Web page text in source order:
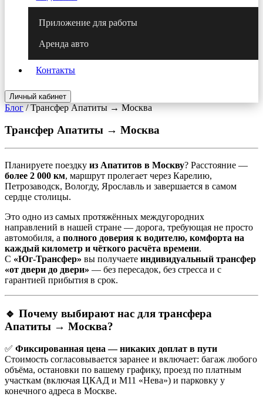
Приложение для работы
Аренда авто
Контакты
Личный кабинет
Блог/Трансфер Апатиты → Москва
Трансфер Апатиты → Москва
Планируете поездку из Апатитов в Москву? Расстояние —
более 2 000 км, маршрут пролегает через Карелию,
Петрозаводск, Вологду, Ярославль и завершается в самом
сердце столицы.
Это одно из самых протяжённых междугородних
направлений в нашей стране — дорога, требующая не просто
автомобиля, а полного доверия к водителю, комфорта на
каждый километр и чёткого расчёта времени.
С «Юг-Трансфер» вы получаете индивидуальный трансфер
«от двери до двери» — без пересадок, без стресса и с
гарантией прибытия в срок.
🔹 Почему выбирают нас для трансфера
Апатиты → Москва?
✅ Фиксированная цена — никаких доплат в пути
Стоимость согласовывается заранее и включает: багаж любого
объёма, остановки по вашему графику, проезд по платным
участкам (включая ЦКАД и М11 «Нева») и парковку у
конечного адреса в Москве.